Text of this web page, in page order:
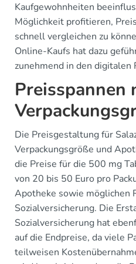
Kaufgewohnheiten
Möglichkeit profitieren,
schnell vergleichen zu
Online-Kaufs hat dazu
zunehmend in den digitalen
Preisspannen
Die Preisgestaltung für
Verpackungsgröße und
die Preise für die 500 mg
von 20 bis 50 Euro pro
Apotheke sowie möglichen
Sozialversicherung. Die
Sozialversicherung hat
auf die Endpreise, da viele
teilweisen